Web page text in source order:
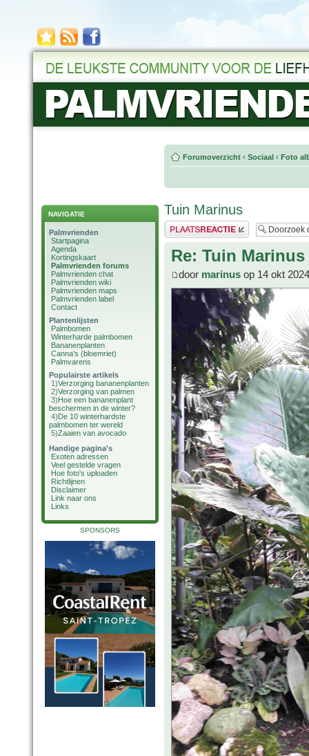
NAVIGATIE
Palmvrienden
Startpagina
Agenda
Kortingskaart
Palmvrienden forums
Palmvrienden chat
Palmvrienden wiki
Palmvrienden maps
Palmvrienden label
Contact
Plantenlijsten
Palmbomen
Winterharde palmbomen
Bananenplanten
Canna's (bloemriet)
Palmvarens
Populairste artikels
1)Verzorging bananenplanten
2)Verzorging van palmen
3)Hoe een bananenplant
beschermen in de winter?
4)De 10 winterhardste
palmbomen ter wereld
5)Zaaien van avocado
Handige pagina's
Exoten adressen
Veel gestelde vragen
Hoe foto's uploaden
Richtlijnen
Disclaimer
Link naar ons
Links
SPONSORS
Forumoverzicht ‹ Sociaal ‹ Foto
Tuin Marinus
Plaats een reactie
Re: Tuin Marinus
door marinus op 14 okt